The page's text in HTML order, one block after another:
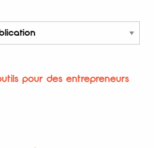
pour des entrepreneurs